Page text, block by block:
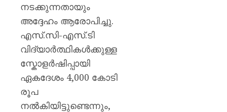
നടക്കുന്നതായും
അദ്ദേഹം ആരോപിച്ചു.
എസ്.സി-എസ്.ടി
വിദ്യാർത്ഥികൾക്കുള്ള
സ്കോളർഷിപ്പായി
ഏകദേശം 4,000 കോടി
രൂപ
നൽകിയിട്ടുണ്ടെന്നും,